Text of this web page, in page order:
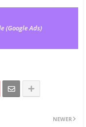
(Google Ads)
NEWER